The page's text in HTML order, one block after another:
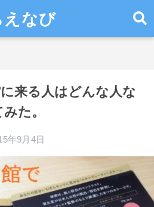
えなび
来る人はどんな人な
た。
年9月4日